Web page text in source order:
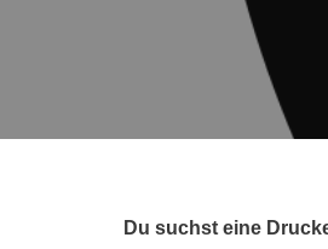
Du suchst eine